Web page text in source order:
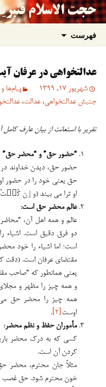
حجت الاسلام
فهرست
نوشته‌ها
عدالتخواهی در عرفان
شهریور 17, 1399 پیام‌ها
جنبش عدالتخواهی، عدالت،
تقریر با استعانت از بیان عارف کامل
“حضور حق” و “محضر حق”
حضور حق، دیدن خداوند
حق یعنی خود را در حضور او
او ترا می بیند (وٳن کُن٘تُ
عالم محضر حق است:
عالم و همه اهل آن،
دو فرق دقیق است. اشیاء
است؛ اما اشیاء را خود
مقتضای عرفان است. (دقت
یعنی همانطور که “صاحب
و همه چیز را مظهر و
همه چیز را محضر حق
اوست[۲]
.
مأموران حفظ و نظم محضر:
کسی که به درک محضر
کردن آن است.
مثلاً جان محترم، محضر
خون محترم شود. حق غصب